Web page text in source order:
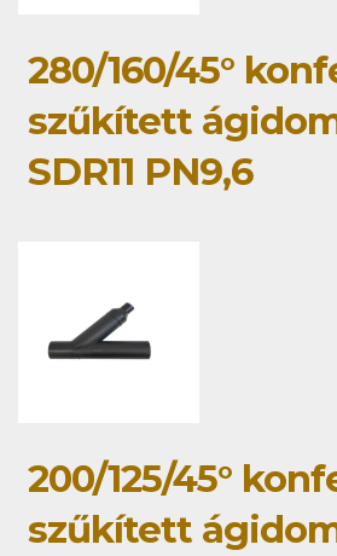
280/160/45°
szűkített
SDR11 PN9,6
200/125/45°
szűkített